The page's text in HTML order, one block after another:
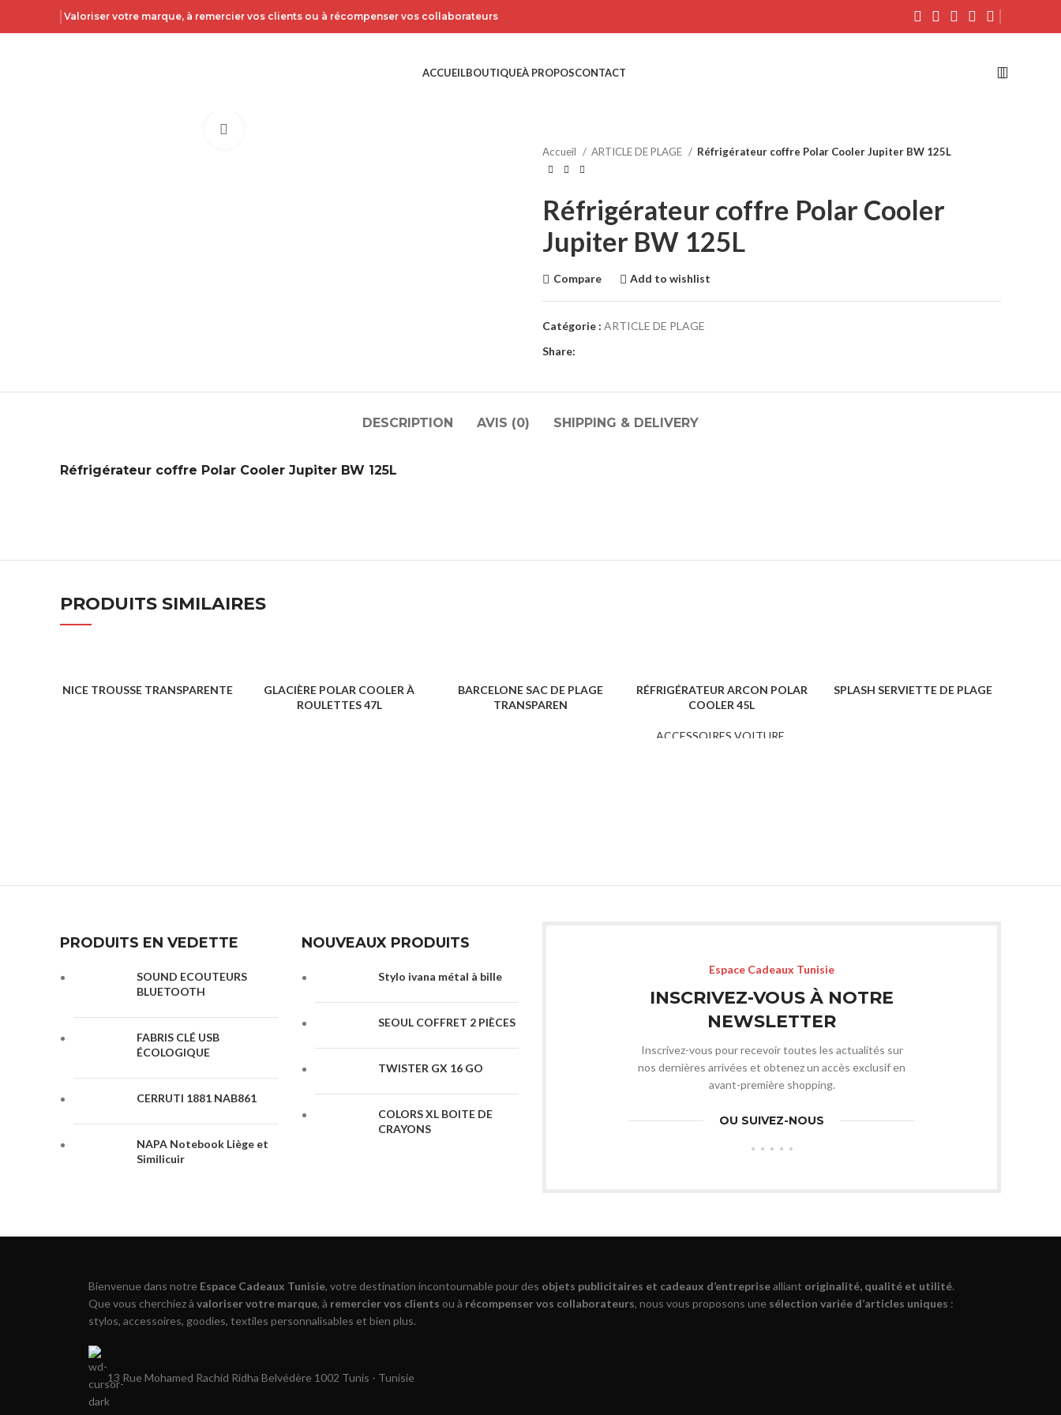
Valoriser votre marque, à remercier vos clients ou à récompenser vos collaborateurs
ACCUEILBOUTIQUEÀ PROPOSCONTACT
Accueil
ARTICLE DE PLAGE Réfrigérateur coffre Polar Cooler Jupiter BW 125L
Réfrigérateur coffre Polar Cooler
Jupiter BW 125L
Compare Add to wishlist
Catégorie : ARTICLE DE PLAGE
Share:
DESCRIPTION AVIS (0) SHIPPING & DELIVERY
Réfrigérateur coffre Polar Cooler Jupiter BW 125L
PRODUITS SIMILAIRES
NICE TROUSSE TRANSPARENTE
GLACIÈRE POLAR COOLER À
ROULETTES 47L
BARCELONE SAC DE PLAGE
TRANSPAREN
RÉFRIGÉRATEUR ARCON POLAR
COOLER 45L
ACCESSOIRES VOITURE
SPLASH SERVIETTE DE PLAGE
PRODUITS EN VEDETTE
SOUND ECOUTEURS
BLUETOOTH
FABRIS CLÉ USB
ÉCOLOGIQUE
CERRUTI 1881 NAB861
NAPA Notebook Liège et
Similicuir
NOUVEAUX PRODUITS
Stylo ivana métal à bille
SEOUL COFFRET 2 PIÈCES
TWISTER GX 16 GO
COLORS XL BOITE DE
CRAYONS
Espace Cadeaux Tunisie
INSCRIVEZ-VOUS À NOTRE
NEWSLETTER
Inscrivez-vous pour recevoir toutes les actualités sur
nos dernières arrivées et obtenez un accès exclusif en
avant-première shopping.
OU SUIVEZ-NOUS
Bienvenue dans notre Espace Cadeaux Tunisie, votre destination incontournable pour des objets publicitaires et cadeaux d’entreprisealliant originalité, qualité et utilité.
Que vous cherchiez à valoriser votre marque, à remercier vos clients ou à récompenser vos collaborateurs, nous vous proposons une sélection variée d’articles uniques :
stylos, accessoires, goodies, textiles personnalisables et bien plus.
13 Rue Mohamed Rachid Ridha Belvédère 1002 Tunis - Tunisie